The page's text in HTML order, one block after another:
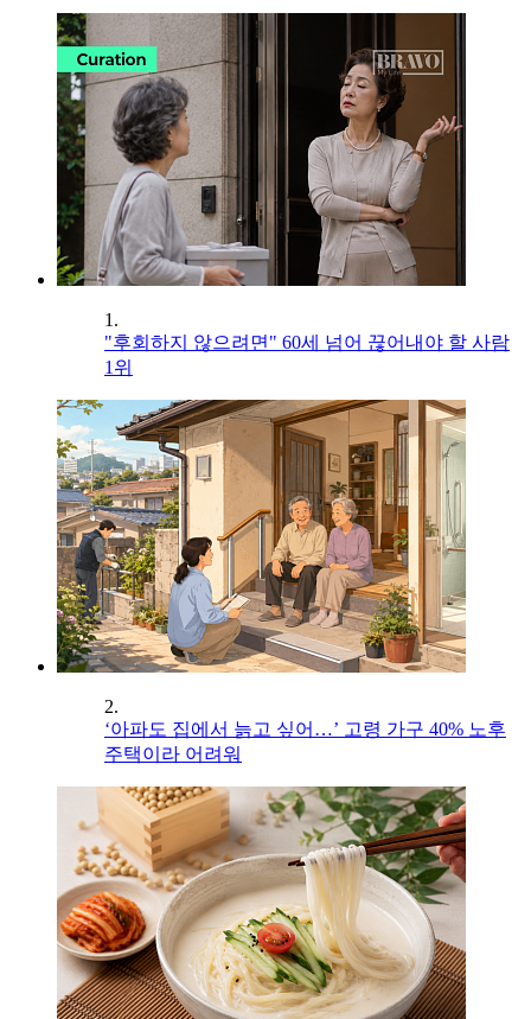
1.
"후회하지 않으려면" 60세 넘어 끊어내야 할 사람
1위
2.
‘아파도 집에서 늙고 싶어…’ 고령 가구 40% 노후
주택이라 어려워